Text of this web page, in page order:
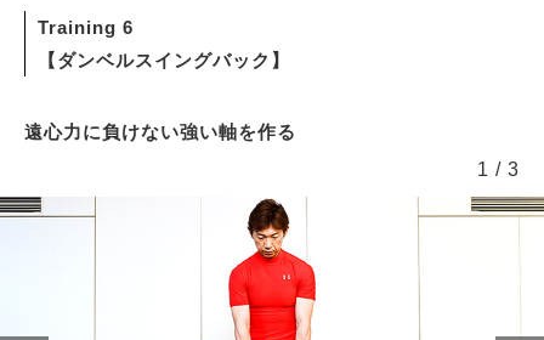
Training 6
【ダンベルスイングバック】
遠心力に負けない強い軸を作る
1 / 3